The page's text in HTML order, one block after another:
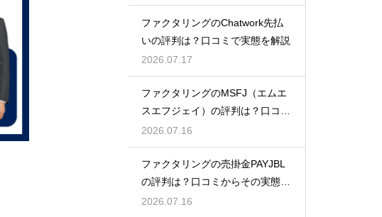
ファクタリングのChatwork先払
いの評判は？口コミで実態を解説
2026.07.17
ファクタリングのMSFJ（エムエ
スエフジェイ）の評判は？口コミ
から検証
2026.07.16
ファクタリングの売掛金PAYJBL
の評判は？口コミからその実態を
徹底解説
2026.07.16